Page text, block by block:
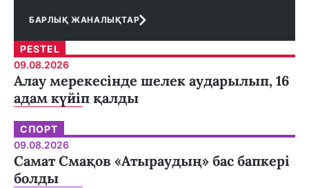
БАРЛЫҚ ЖАНАЛЫҚТАР
PESTEL
09.08.2026
Алау мерекесінде шелек аударылып, 16
адам күйіп қалды
СПОРТ
09.08.2026
Самат Смақов «Атыраудың» бас бапкері
болды